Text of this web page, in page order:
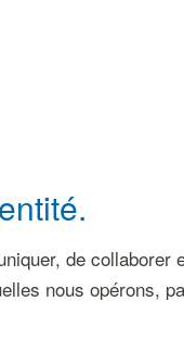
de
nous opérons,